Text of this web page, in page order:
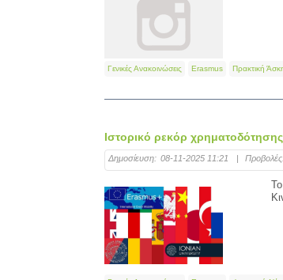
Γενικές Ανακοινώσεις Erasmus Πρακτική
Ιστορικό ρεκόρ
Δημοσίευση: 08-11-2025 11:21 |